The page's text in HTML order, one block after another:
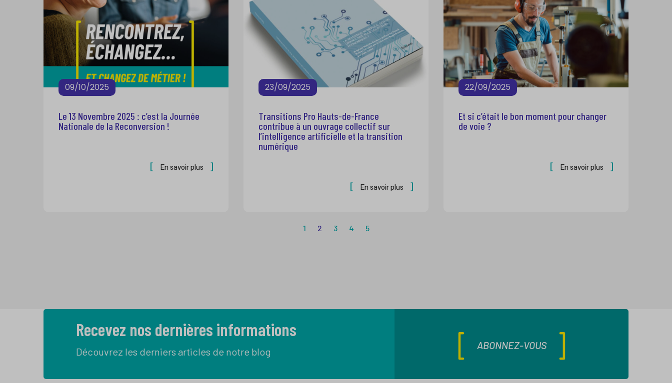
09/10/2025
Le 13 Novembre 2025 : c’est la Journée
Nationale de la Reconversion !
En savoir plus
23/09/2025
Transitions Pro Hauts-de-France
contribue à un ouvrage collectif sur
l’intelligence artificielle et la transition
numérique
En savoir plus
22/09/2025
Et si c’était le bon moment pour changer
de voie ?
En savoir plus
1 2 3 4 5
Recevez nos dernières informations
Découvrez les derniers articles de notre blog
ABONNEZ-VOUS